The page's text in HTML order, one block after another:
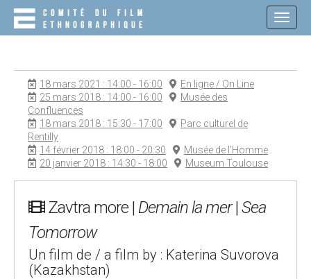
18 mars 2021 : 14:00 - 16:00
En ligne / On Line
25 mars 2018 : 14:00 - 16:00
Musée des
Confluences
18 mars 2018 : 15:30 - 17:00
Parc culturel de
Rentilly
14 février 2018 : 18:00 - 20:30
Musée de l’Homme
20 janvier 2018 : 14:30 - 18:00
Museum Toulouse
Zavtra more | Demain la mer|Sea
Tomorrow
Un film de / a film by : Katerina Suvorova
(Kazakhstan)